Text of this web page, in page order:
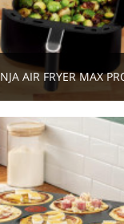
AIR FRYER MAX